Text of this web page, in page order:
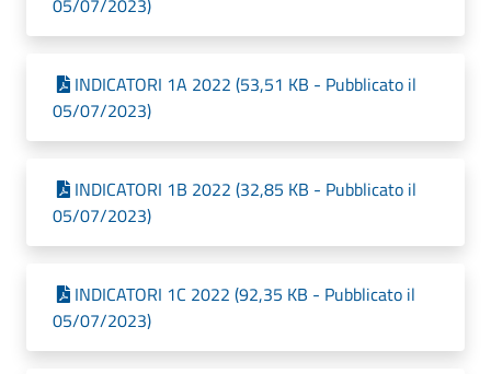
05/07/2023)
INDICATORI 1A 2022 (53,51 KB - Pubblicato il
05/07/2023)
INDICATORI 1B 2022 (32,85 KB - Pubblicato il
05/07/2023)
INDICATORI 1C 2022 (92,35 KB - Pubblicato il
05/07/2023)